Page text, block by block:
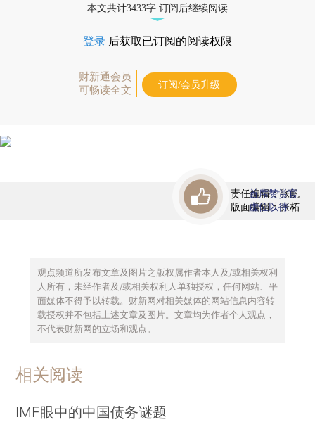
本文共计3433字 订阅后继续阅读
登录 后获取已订阅的阅读权限
财新通会员
可畅读全文
订阅/会员升级
责任编辑：张帆
版面编辑：张柘
首席赞赏官
虚位以待
观点频道所发布文章及图片之版权属作者本人及/或相关权利
人所有，未经作者及/或相关权利人单独授权，任何网站、平
面媒体不得予以转载。财新网对相关媒体的网站信息内容转
载授权并不包括上述文章及图片。文章均为作者个人观点，
不代表财新网的立场和观点。
相关阅读
IMF眼中的中国债务谜题